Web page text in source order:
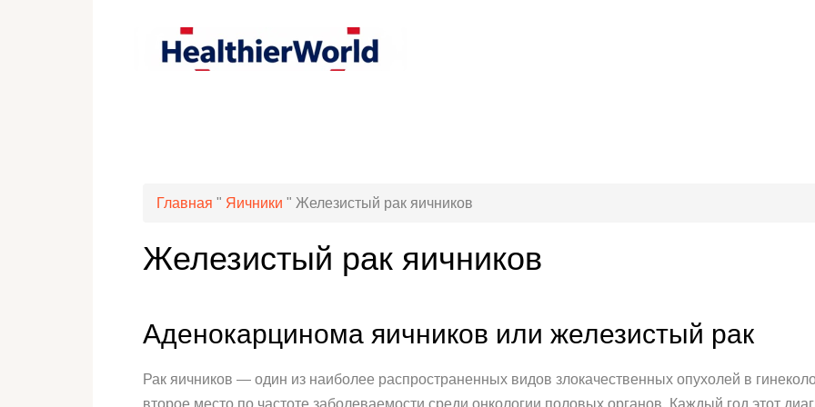
Главная " Яичники " Железистый рак яичников
Железистый рак яичников
Аденокарцинома яичников или железистый рак
Рак яичников — один из наиболее распространенных видов злокачественных опухолей в
второе место по частоте заболеваемости среди онкологии половых органов. Каждый год этот